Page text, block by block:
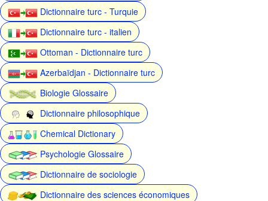
Dictionnaire turc - Turquie
Dictionnaire turc - italien
Ottoman - Dictionnaire turc
Azerbaïdjan - Dictionnaire turc
Biologie Glossaire
Dictionnaire philosophique
Chemical Dictionary
Psychologie Glossaire
Dictionnaire de sociologie
Dictionnaire des sciences économiques